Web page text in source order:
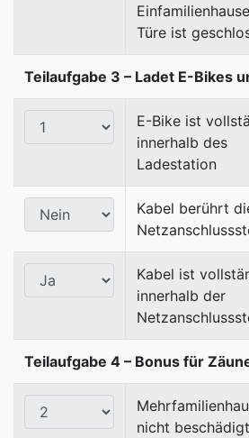
Türe ist
Teilaufgabe 3 – Ladet E-Bikes
E-Bike ist
innerhalb des
Ladestation
Kabel berührt
Kabel ist
innerhalb der
Teilaufgabe 4 – Bonus für
nicht